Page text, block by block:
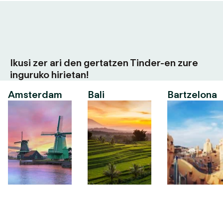
Ikusi zer ari den gertatzen Tinder-en zure
inguruko hirietan!
Amsterdam
Bali Bartzelona